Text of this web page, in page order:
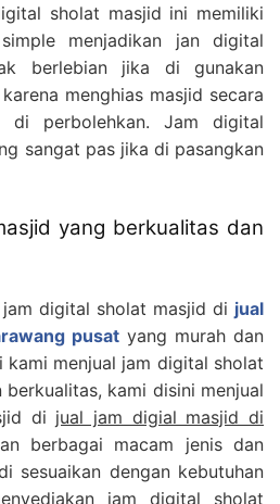
sholat masjid ini memiliki
menjadikan jan digital
berlebian jika di gunakan
menghias masjid secara
di perbolehkan. Jam digital
sangat pas jika di pasangkan
yang berkualitas dan
digital sholat masjid di jual
pusat yang murah dan
kami menjual jam digital sholat
kami disini menjual
di jual jam digial masjid di
berbagai macam jenis dan
sesuaikan dengan kebutuhan
jam digital sholat